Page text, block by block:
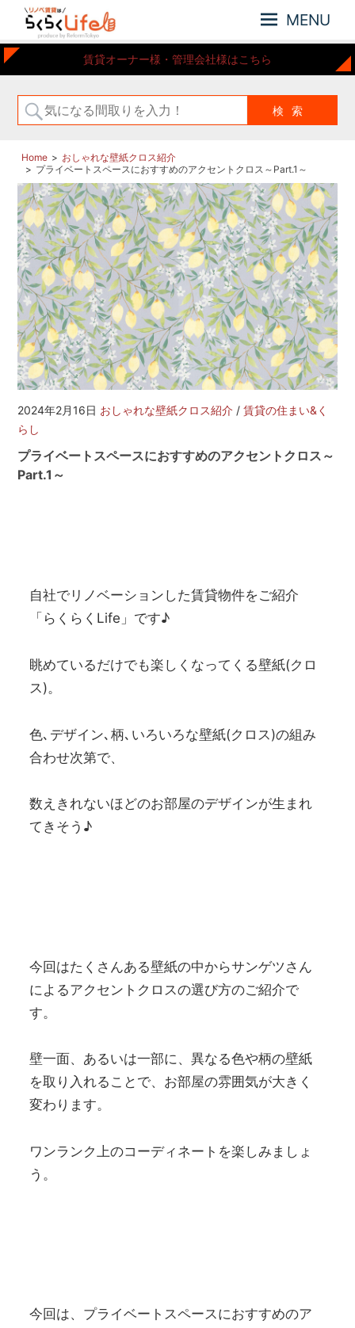
ノ
ベ
賃
は
ら
く
ら
く
Life
元
近
郊
ノ
ベ
ー
シ
ョ
ン
さ
れ
た
お
部
屋
を
網
し
た
お
部
屋
MENU
賃貸オーナー様・管理会社様はこちら
Home
おしゃれな壁紙クロス紹介
プライベートスペースにおすすめのアクセントクロス～Part.1～
2024年2月16日 おしゃれな壁紙クロス紹介 /賃貸の住まい&く
らし
プライベートスペースにおすすめのアクセントクロス～
Part.1～
自社でリノベーションした賃貸物件をご紹介
「らくらくLife」です♪
眺めているだけでも楽しくなってくる壁紙(クロ
ス)。
色､デザイン､柄､いろいろな壁紙(クロス)の組み
合わせ次第で、
数えきれないほどのお部屋のデザインが生まれ
てきそう♪
今回はたくさんある壁紙の中からサンゲツさん
によるアクセントクロスの選び方のご紹介で
す。
壁一面、あるいは一部に、異なる色や柄の壁紙
を取り入れることで、お部屋の雰囲気が大きく
変わります。
ワンランク上のコーディネートを楽しみましょ
う。
今回は、プライベートスペースにおすすめのア